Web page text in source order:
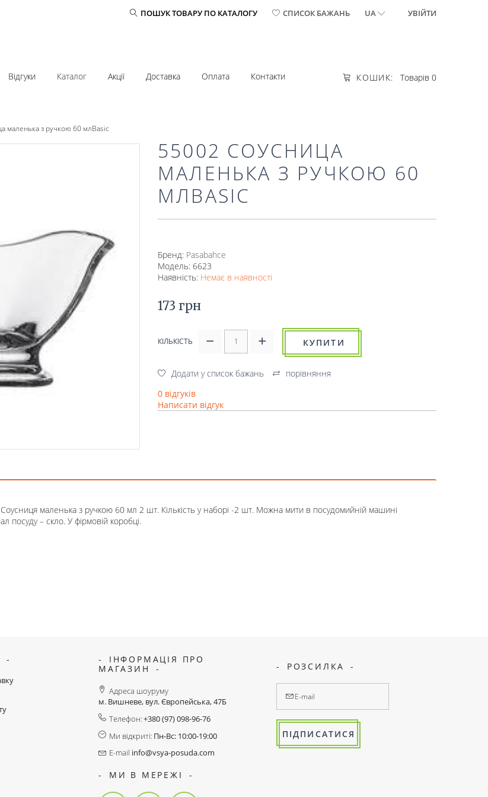
ПОШУК ТОВАРУ ПО КАТАЛОГУ СПИСОК БАЖАНЬ UA УВІЙТИ
КОШИК: Товарів 0
Відгуки Каталог Акції Доставка Оплата Контакти
маленька з ручкою 60 млBasic
55002 СОУСНИЦА
МАЛЕНЬКА З РУЧКОЮ 60
МЛBASIC
Бренд: Pasabahce
Модель: 6623
Наявність: Немає в наявності
173 грн
КІЛЬКІСТЬ КУПИТИ
Додати у список бажань
порівняння
0 відгуків
Написати відгук
маленька з ручкою 60 мл 2 шт. Кількість у наборі -2 шт. Можна мити в посудомийній машині
посуду – скло. У фірмовій коробці.
ІНФОРМАЦІЯ ПРО
МАГАЗИН
Адреса шоуруму
м. Вишневе, вул. Європейська, 47Б
Телефон:+380 (97) 098-96-76
Ми відкриті: Пн-Вс: 10:00-19:00
E-mail info@vsya-posuda.com
МИ В МЕРЕЖІ
РОЗСИЛКА
ПІДПИСАТИСЯ